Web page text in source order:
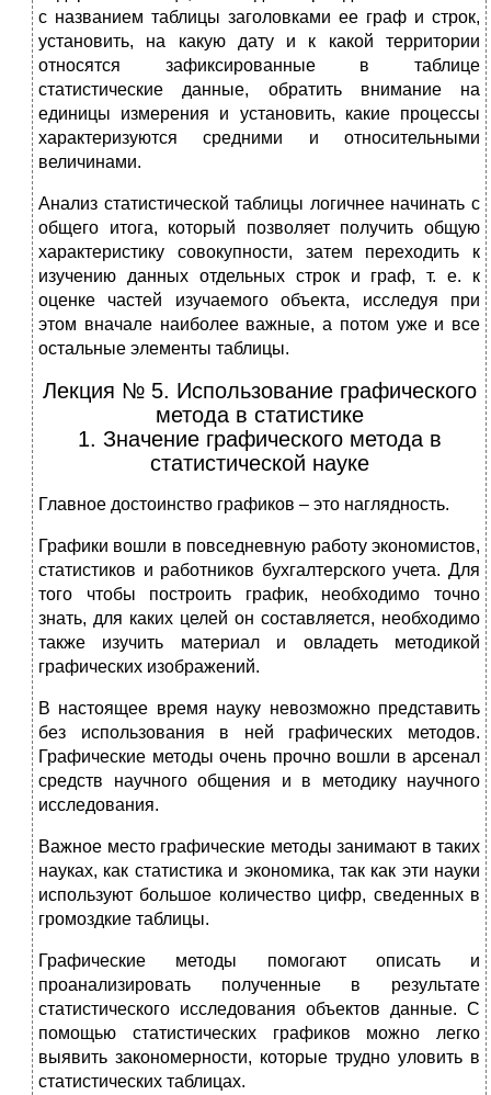
с названием таблицы заголовками ее граф и строк,
установить, на какую дату и к какой территории
относятся зафиксированные в таблице
статистические данные, обратить внимание на
единицы измерения и установить, какие процессы
характеризуются средними и относительными
величинами.
Анализ статистической таблицы логичнее начинать с
общего итога, который позволяет получить общую
характеристику совокупности, затем переходить к
изучению данных отдельных строк и граф, т. е. к
оценке частей изучаемого объекта, исследуя при
этом вначале наиболее важные, а потом уже и все
остальные элементы таблицы.
Лекция № 5. Использование графического
метода в статистике
1. Значение графического метода в
статистической науке
Главное достоинство графиков – это наглядность.
Графики вошли в повседневную работу экономистов,
статистиков и работников бухгалтерского учета. Для
того чтобы построить график, необходимо точно
знать, для каких целей он составляется, необходимо
также изучить материал и овладеть методикой
графических изображений.
В настоящее время науку невозможно представить
без использования в ней графических методов.
Графические методы очень прочно вошли в арсенал
средств научного общения и в методику научного
исследования.
Важное место графические методы занимают в таких
науках, как статистика и экономика, так как эти науки
используют большое количество цифр, сведенных в
громоздкие таблицы.
Графические методы помогают описать и
проанализировать полученные в результате
статистического исследования объектов данные. С
помощью статистических графиков можно легко
выявить закономерности, которые трудно уловить в
статистических таблицах.